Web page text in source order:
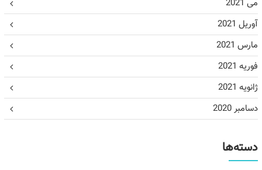
می 2021
آوریل 2021
مارس 2021
فوریه 2021
ژانویه 2021
دسامبر 2020
دسته‌ها